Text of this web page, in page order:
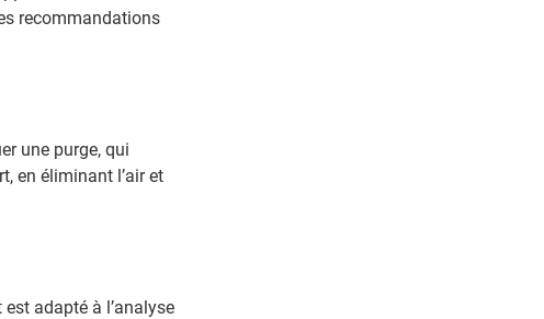
recommandations
une purge, qui
en éliminant l’air et
adapté à l’analyse